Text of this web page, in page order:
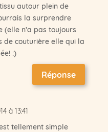
autour plein de
la surprendre
(elle n’a pas toujours
de couturière elle qui la
:)
Réponse
à 13:41
tellement simple